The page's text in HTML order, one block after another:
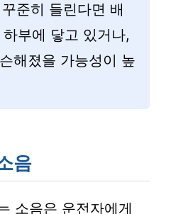
준히 들린다면 배
부에 닿고 있거나,
해졌을 가능성이 높
음
소음은 운전자에게